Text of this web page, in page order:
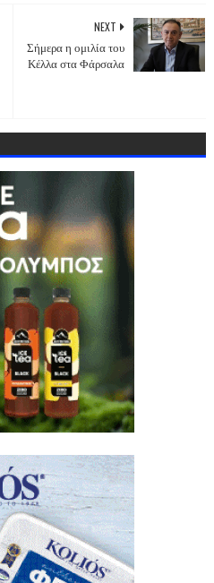
NEXT
Σήμερα η ομιλία του
Κέλλα στα Φάρσαλα